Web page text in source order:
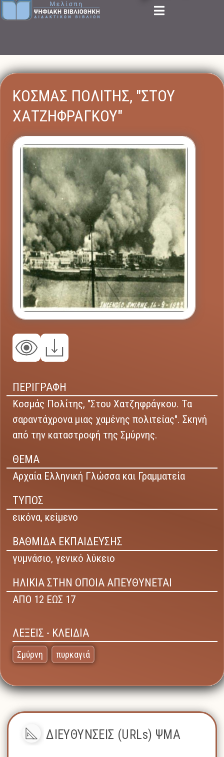
ΚΟΣΜΑΣ ΠΟΛΙΤΗΣ, "ΣΤΟΥ
ΧΑΤΖΗΦΡΑΓΚΟΥ"
ΠΕΡΙΓΡΑΦΗ
Κοσμάς Πολίτης, "Στου Χατζηφράγκου. Τα
σαραντάχρονα μιας χαμένης πολιτείας". Σκηνή
από την καταστροφή της Σμύρνης.
ΘΕΜΑ
Αρχαία Ελληνική Γλώσσα και Γραμματεία
ΤΥΠΟΣ
εικόνα, κείμενο
ΒΑΘΜΙΔΑ ΕΚΠΑΙΔΕΥΣΗΣ
γυμνάσιο, γενικό λύκειο
ΗΛΙΚΙΑ ΣΤΗΝ ΟΠΟΙΑ ΑΠΕΥΘΥΝΕΤΑΙ
ΑΠΟ 12 ΕΩΣ 17
ΛΕΞΕΙΣ - ΚΛΕΙΔΙΑ
Σμύρνη πυρκαγιά
ΔΙΕΥΘΥΝΣΕΙΣ (URLs) ΨΜΑ